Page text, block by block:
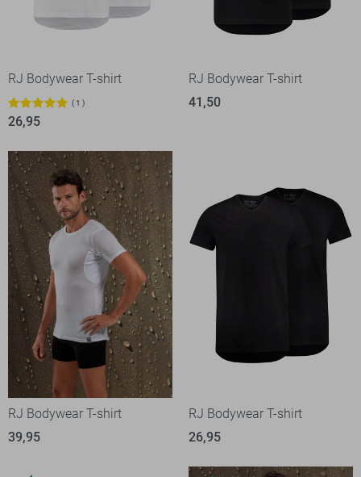
RJ Bodywear T-shirt
1
26,95
RJ Bodywear T-shirt
41,50
RJ Bodywear T-shirt
39,95
RJ Bodywear T-shirt
26,95